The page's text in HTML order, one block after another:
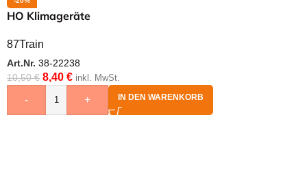
HO Klimageräte
87Train
Art.Nr. 38-22238
10,50€ 8,40 € inkl. MwSt.
- + IN DEN WARENKORB